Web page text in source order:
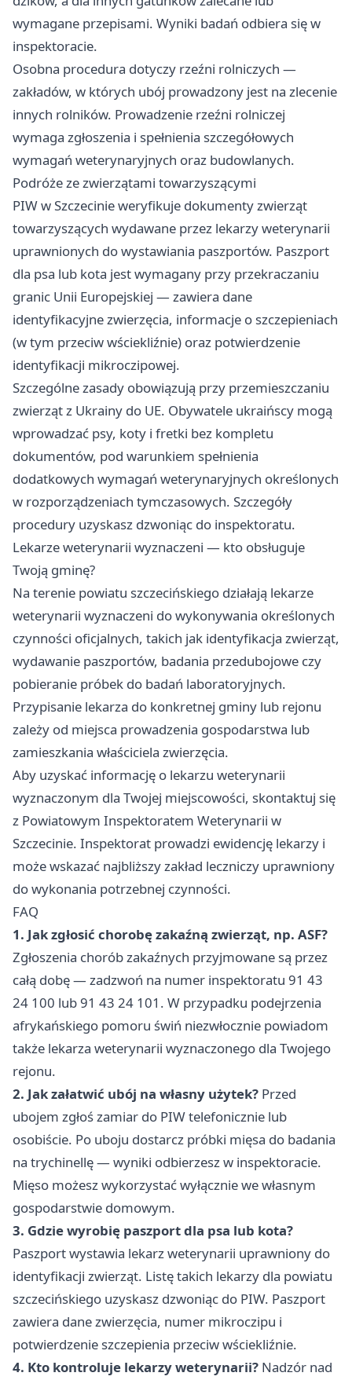
wymagane przepisami. Wyniki badań odbiera się w
inspektoracie.
Osobna procedura dotyczy rzeźni rolniczych —
zakładów, w których ubój prowadzony jest na zlecenie
innych rolników. Prowadzenie rzeźni rolniczej
wymaga zgłoszenia i spełnienia szczegółowych
wymagań weterynaryjnych oraz budowlanych.
Podróże ze zwierzątami towarzyszącymi
PIW w Szczecinie weryfikuje dokumenty zwierząt
towarzyszących wydawane przez lekarzy weterynarii
uprawnionych do wystawiania paszportów. Paszport
dla psa lub kota jest wymagany przy przekraczaniu
granic Unii Europejskiej — zawiera dane
identyfikacyjne zwierzęcia, informacje o szczepieniach
(w tym przeciw wściekliźnie) oraz potwierdzenie
identyfikacji mikroczipowej.
Szczególne zasady obowiązują przy przemieszczaniu
zwierząt z Ukrainy do UE. Obywatele ukraińscy mogą
wprowadzać psy, koty i fretki bez kompletu
dokumentów, pod warunkiem spełnienia
dodatkowych wymagań weterynaryjnych określonych
w rozporządzeniach tymczasowych. Szczegóły
procedury uzyskasz dzwoniąc do inspektoratu.
Lekarze weterynarii wyznaczeni — kto obsługuje
Twoją gminę?
Na terenie powiatu szczecińskiego działają lekarze
weterynarii wyznaczeni do wykonywania określonych
czynności oficjalnych, takich jak identyfikacja zwierząt,
wydawanie paszportów, badania przedubojowe czy
pobieranie próbek do badań laboratoryjnych.
Przypisanie lekarza do konkretnej gminy lub rejonu
zależy od miejsca prowadzenia gospodarstwa lub
zamieszkania właściciela zwierzęcia.
Aby uzyskać informację o lekarzu weterynarii
wyznaczonym dla Twojej miejscowości, skontaktuj się
z Powiatowym Inspektoratem Weterynarii w
Szczecinie. Inspektorat prowadzi ewidencję lekarzy i
może wskazać najbliższy zakład leczniczy uprawniony
do wykonania potrzebnej czynności.
FAQ
1. Jak zgłosić chorobę zakaźną zwierząt, np. ASF?
Zgłoszenia chorób zakaźnych przyjmowane są przez
całą dobę — zadzwoń na numer inspektoratu 91 43
24 100 lub 91 43 24 101. W przypadku podejrzenia
afrykańskiego pomoru świń niezwłocznie powiadom
także lekarza weterynarii wyznaczonego dla Twojego
rejonu.
2. Jak załatwić ubój na własny użytek? Przed
ubojem zgłoś zamiar do PIW telefonicznie lub
osobiście. Po uboju dostarcz próbki mięsa do badania
na trychinellę — wyniki odbierzesz w inspektoracie.
Mięso możesz wykorzystać wyłącznie we własnym
gospodarstwie domowym.
3. Gdzie wyrobię paszport dla psa lub kota?
Paszport wystawia lekarz weterynarii uprawniony do
identyfikacji zwierząt. Listę takich lekarzy dla powiatu
szczecińskiego uzyskasz dzwoniąc do PIW. Paszport
zawiera dane zwierzęcia, numer mikroczipu i
potwierdzenie szczepienia przeciw wściekliźnie.
4. Kto kontroluje lekarzy weterynarii? Nadzór nad